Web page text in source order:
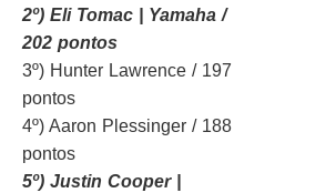
2º) Eli Tomac | Yamaha /
202 pontos
3º) Hunter Lawrence / 197
pontos
4º) Aaron Plessinger / 188
pontos
5º) Justin Cooper |